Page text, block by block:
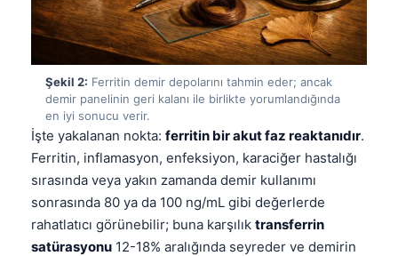
Şekil 2: Ferritin demir depolarını tahmin eder; ancak
demir panelinin geri kalanı ile birlikte yorumlandığında
en iyi sonucu verir.
İşte yakalanan nokta: ferritin bir akut faz reaktanıdır.
Ferritin, inflamasyon, enfeksiyon, karaciğer hastalığı
sırasında veya yakın zamanda demir kullanımı
sonrasında 80 ya da 100 ng/mL gibi değerlerde
rahatlatıcı görünebilir; buna karşılık transferrin
satürasyonu 12-18% aralığında seyreder ve demirin